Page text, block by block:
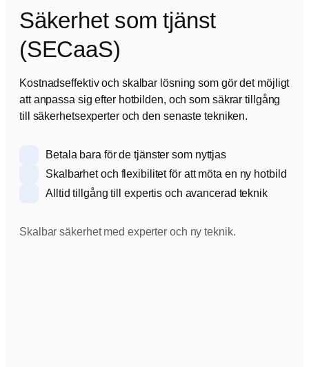
Säkerhet som tjänst
(SECaaS)
Kostnadseffektiv och skalbar lösning som gör det möjligt
att anpassa sig efter hotbilden, och som säkrar tillgång
till säkerhetsexperter och den senaste tekniken.
Betala bara för de tjänster som nyttjas
Skalbarhet och flexibilitet för att möta en ny hotbild
Alltid tillgång till expertis och avancerad teknik
Skalbar säkerhet med experter och ny teknik.